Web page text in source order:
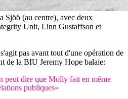
Sjöö (au centre), avec deux
Unit, Linn Gustaffson et
pas avant tout d'une opération de
de la BIU Jeremy Hope balaie:
peut dire que Molly fait en même
publiques»